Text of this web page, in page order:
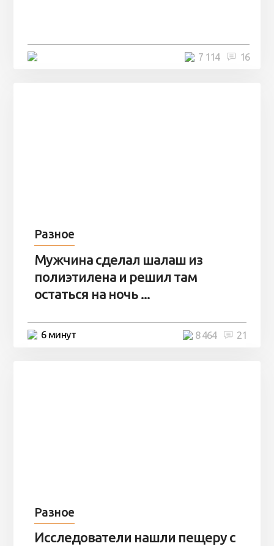
16
7 114
Разное
Мужчина сделал шалаш из
полиэтилена и решил там
остаться на ночь ...
6 минут 21
8 464
Разное
Исследователи нашли пещеру с